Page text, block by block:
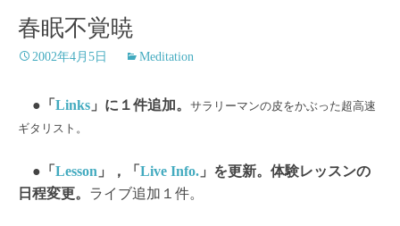
春眠不覚暁
2002年4月5日 Meditation
●「 Links 」に１件追加。 サラリーマンの皮をかぶった超高速
ギタリスト。
●「 Lesson 」，「 Live Info. 」を更新。体験レッスンの
日程変更。 ライブ追加１件。